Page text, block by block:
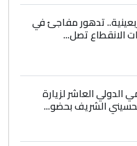
تدهور مفاجئ في
الانقطاع تصل...
الدولي العاشر لزيارة
الشريف بحضو...